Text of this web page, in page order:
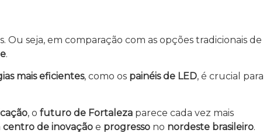
Ou seja, em comparação com as opções tradicionais de
.
mais eficientes, como os painéis de LED, é crucial para
, o futuro de Fortaleza parece cada vez mais
centro de inovação e progresso no nordeste brasileiro.